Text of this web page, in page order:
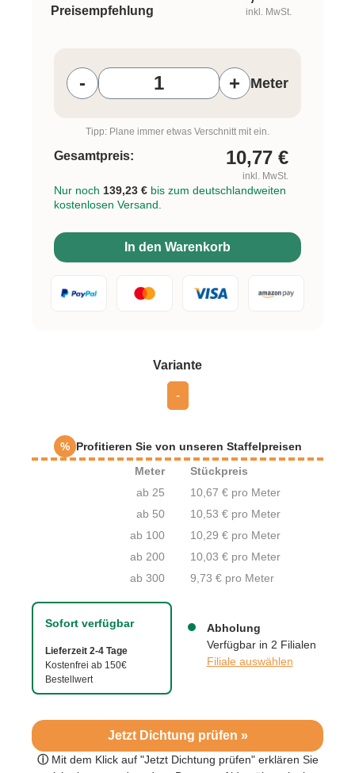
Jetzt Dichtung prüfen »
ⓘ Mit dem Klick auf "Jetzt Dichtung prüfen" erklären Sie
Sofort verfügbar
Lieferzeit 2-4 Tage
Kostenfrei ab 150€
Bestellwert
Abholung
Verfügbar in 2 Filialen
Filiale auswählen
Varianteauswählen
-
% Profitieren Sie von unseren Staffelpreisen
Meter
Stückpreis
ab 25
10,67 € pro Meter
ab 50
10,53 € pro Meter
ab 100
10,29 € pro Meter
ab 200
10,03 € pro Meter
ab 300
9,73 € pro Meter
Preisempfehlung
inkl. MwSt.
- + Meter
Tipp: Plane immer etwas Verschnitt mit ein.
Gesamtpreis: 10,77 €
inkl. MwSt.
Nur noch 139,23 € bis zum deutschlandweiten
kostenlosen Versand.
In den Warenkorb